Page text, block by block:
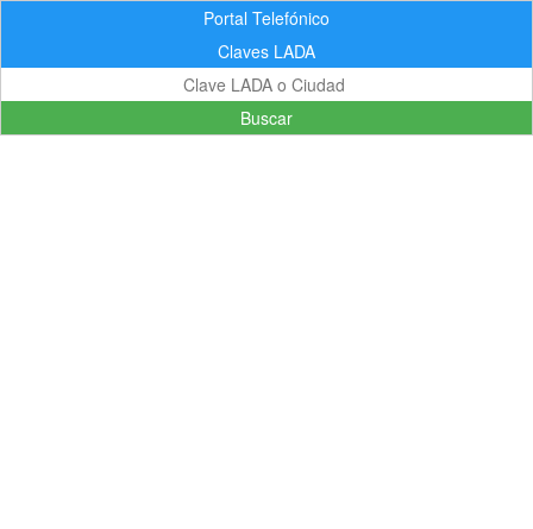
Portal Telefónico
Claves LADA
Buscar